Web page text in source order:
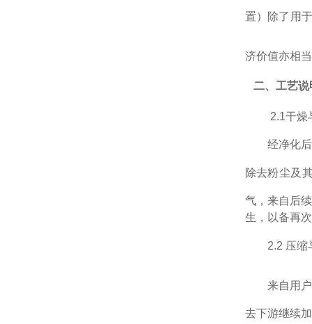
置）除了用
济价值亦相
二、工艺说
2.1干燥
经净化
除去粉尘及
气，来自后
生，以备再
2.2 压缩
来自用
去下游继续